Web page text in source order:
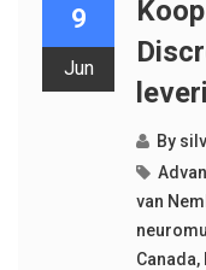
9
Jun
By
van
Canada,